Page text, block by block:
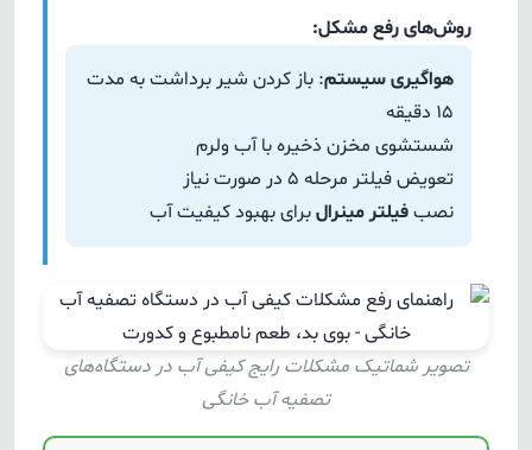
روش‌های رفع مشکل:
هواگیری سیستم: باز کردن شیر برداشت به مدت
۱۵ دقیقه
شستشوی مخزن ذخیره با آب ولرم
تعویض فیلتر مرحله 5 در صورت نیاز
نصبفیلتر مینرالبرای بهبود کیفیت آب
تصویر شماتیک مشکلات رایج کیفی آب در دستگاه‌های
تصفیه آب خانگی